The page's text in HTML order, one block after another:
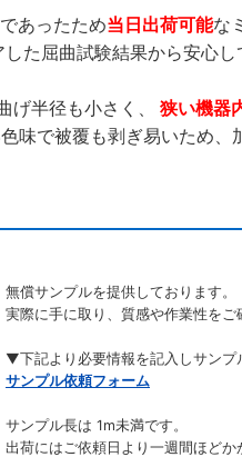
あったため当日出荷可能な
曲試験結果から安心し
げ半径も小さく、 狭い機器
覆も剥ぎ易いため、加
無償サンプルを提供しております。
実際に手に取り、質感や作業性をご
▼下記より必要情報を記入しサンプ
サンプル依頼フォーム
サンプル長は 1m未満です。
出荷にはご依頼日より一週間ほど